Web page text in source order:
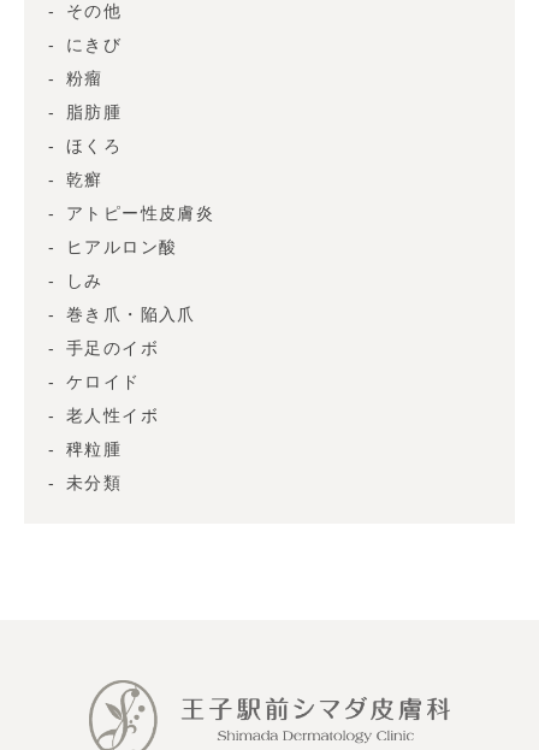
その他
にきび
粉瘤
脂肪腫
ほくろ
乾癬
アトピー性皮膚炎
ヒアルロン酸
しみ
巻き爪・陥入爪
手足のイボ
ケロイド
老人性イボ
稗粒腫
未分類